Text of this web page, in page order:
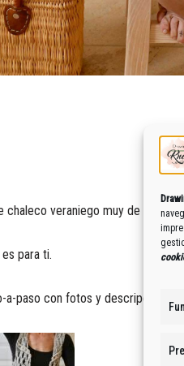
veraniego muy de moda,
para ti.
a-paso con fotos y descripción